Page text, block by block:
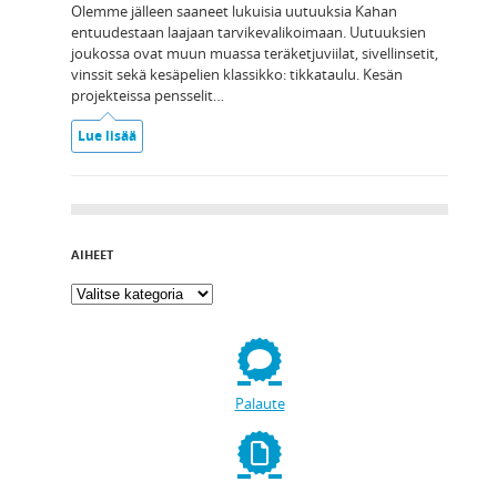
Olemme jälleen saaneet lukuisia uutuuksia Kahan
entuudestaan laajaan tarvikevalikoimaan. Uutuuksien
joukossa ovat muun muassa teräketjuviilat, sivellinsetit,
vinssit sekä kesäpelien klassikko: tikkataulu. Kesän
projekteissa pensselit…
Lue lisää
AIHEET
Palaute